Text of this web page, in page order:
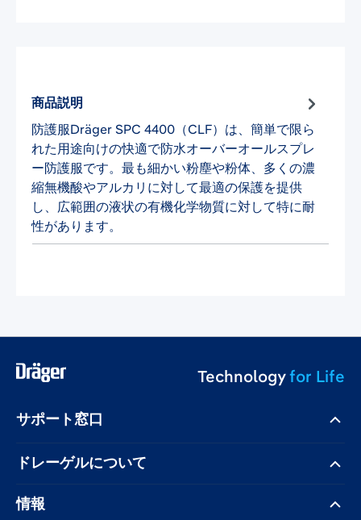
商品説明
防護服Dräger SPC 4400（CLF）は、簡単で限ら
れた用途向けの快適で防水オーバーオールスプレ
ー防護服です。最も細かい粉塵や粉体、多くの濃
縮無機酸やアルカリに対して最適の保護を提供
し、広範囲の液状の有機化学物質に対して特に耐
性があります。
Technologyfor Life
サポート窓口
ドレーゲル​について
情報